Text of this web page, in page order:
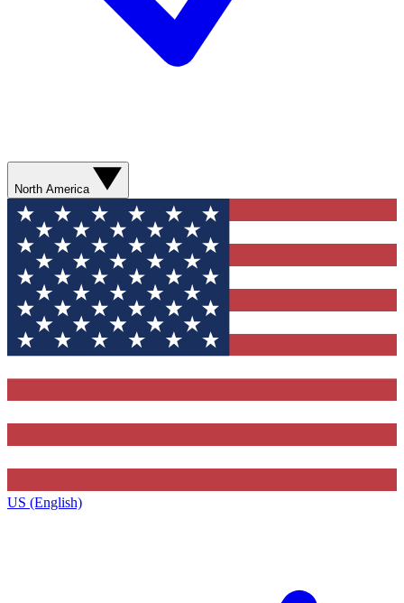
North America
US (English)